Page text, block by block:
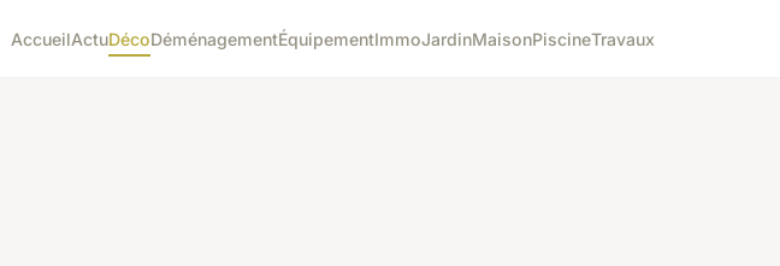
AccueilActuDécoDéménagementÉquipementImmoJardinMaisonPiscineTravaux